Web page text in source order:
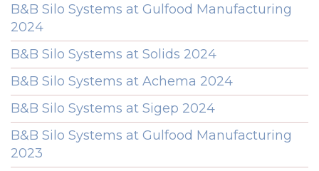
B&B Silo Systems at Gulfood Manufacturing
2024
B&B Silo Systems at Solids 2024
B&B Silo Systems at Achema 2024
B&B Silo Systems at Sigep 2024
B&B Silo Systems at Gulfood Manufacturing
2023